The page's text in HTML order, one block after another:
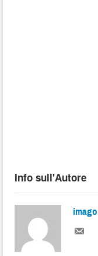
Info sull'Autore
imago